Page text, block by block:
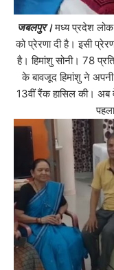
जबलपुर।मध्य प्रदेश
को प्रेरणा दी है। इसी
है। हिमांशु सोनी। 78
के बावजूद हिमांशु ने
13वीं रैंक हासिल की। अब